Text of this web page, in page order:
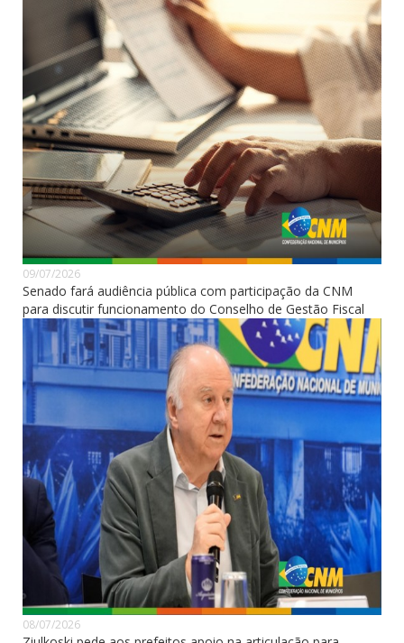
09/07/2026
Senado fará audiência pública com participação da CNM
para discutir funcionamento do Conselho de Gestão Fiscal
08/07/2026